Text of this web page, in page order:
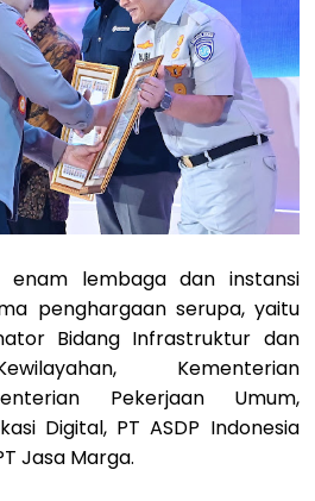
enam lembaga dan instansi
penghargaan serupa, yaitu
Bidang Infrastruktur dan
Kementerian
Pekerjaan Umum,
Digital, PT ASDP Indonesia
Jasa Marga.